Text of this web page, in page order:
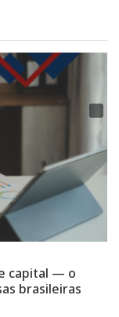
30 anos com
entram no